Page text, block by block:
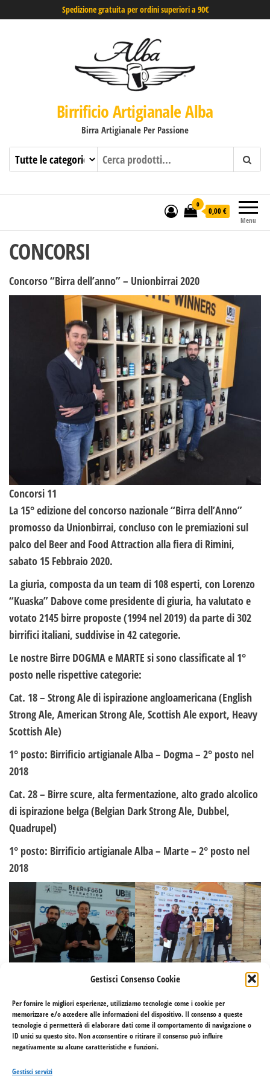
Gestisci Consenso Cookie
Per fornire le migliori esperienze, utilizziamo tecnologie come i cookie per
memorizzare e/o accedere alle informazioni del dispositivo. Il consenso a queste
tecnologie ci permetterà di elaborare dati come il comportamento di navigazione o
ID unici su questo sito. Non acconsentire o ritirare il consenso può influire
negativamente su alcune caratteristiche e funzioni.
Gestisci servizi
Spedizione gratuita per ordini superiori a 90€
Birrificio Artigianale Alba
Birra Artigianale Per Passione
Menu
0
0,00 €
CONCORSI
Concorso “Birra dell’anno” – Unionbirrai 2020
Concorsi 11
La 15° edizione del concorso nazionale “Birra dell’Anno”
promosso da Unionbirrai, concluso con le premiazioni sul
palco del Beer and Food Attraction alla fiera di Rimini,
sabato 15 Febbraio 2020.
La giuria, composta da un team di 108 esperti, con Lorenzo
“Kuaska” Dabove come presidente di giuria, ha valutato e
votato 2145 birre proposte (1994 nel 2019) da parte di 302
birrifici italiani, suddivise in 42 categorie.
Le nostre Birre DOGMA e MARTE si sono classificate al 1°
posto nelle rispettive categorie:
Cat. 18 – Strong Ale di ispirazione angloamericana (English
Strong Ale, American Strong Ale, Scottish Ale export, Heavy
Scottish Ale)
1° posto: Birrificio artigianale Alba – Dogma – 2° posto nel
2018
Cat. 28 – Birre scure, alta fermentazione, alto grado alcolico
di ispirazione belga (Belgian Dark Strong Ale, Dubbel,
Quadrupel)
1° posto: Birrificio artigianale Alba – Marte – 2° posto nel
2018